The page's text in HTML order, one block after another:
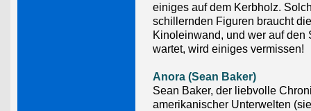
einiges auf dem Kerbholz.
schillernden Figuren braucht die
Kinoleinwand, und wer auf den
wartet, wird einiges vermissen!
Anora (Sean Baker)
Sean Baker, der liebvolle
amerikanischer Unterwelten